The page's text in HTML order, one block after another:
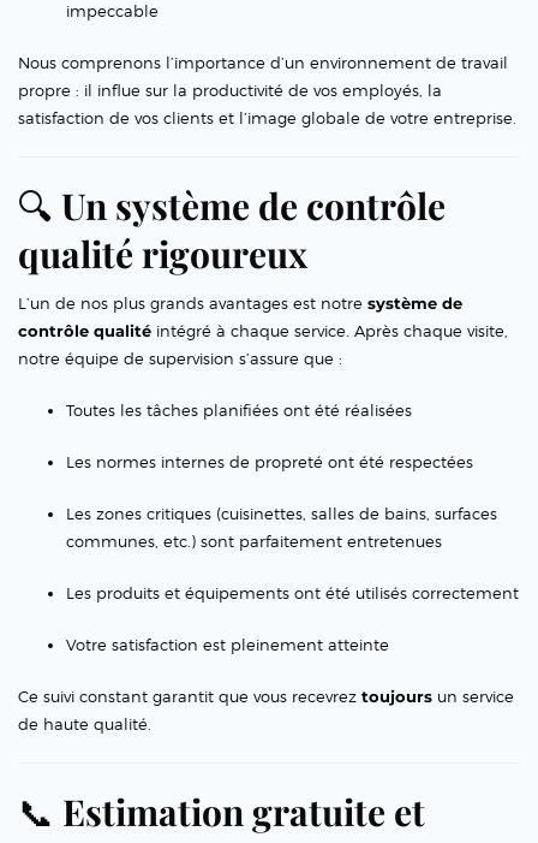
impeccable
Nous comprenons l’importance d’un environnement de travail
propre : il influe sur la productivité de vos employés, la
satisfaction de vos clients et l’image globale de votre entreprise.
🔍 Un système de contrôle
qualité rigoureux
L’un de nos plus grands avantages est notre système de
contrôle qualité intégré à chaque service. Après chaque visite,
notre équipe de supervision s’assure que :
Toutes les tâches planifiées ont été réalisées
Les normes internes de propreté ont été respectées
Les zones critiques (cuisinettes, salles de bains, surfaces
communes, etc.) sont parfaitement entretenues
Les produits et équipements ont été utilisés correctement
Votre satisfaction est pleinement atteinte
Ce suivi constant garantit que vous recevrez toujours un service
de haute qualité.
📞 Estimation gratuite et